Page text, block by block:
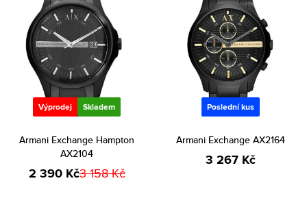
Výprodej Skladem
Armani Exchange Hampton
AX2104
2 390 Kč3 158 Kč
Poslední kus
Armani Exchange AX2164
3 267 Kč